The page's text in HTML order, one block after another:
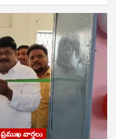
ప్రముఖ వార్తలు